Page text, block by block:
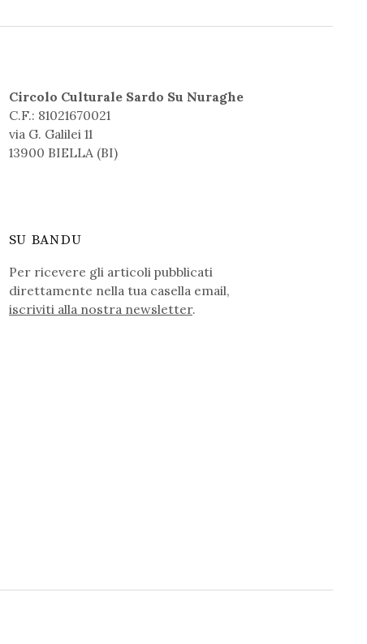
Circolo Culturale Sardo Su Nuraghe
C.F.: 81021670021
via G. Galilei 11
13900 BIELLA (BI)
SU BANDU
Per ricevere gli articoli pubblicati
direttamente nella tua casella email,
iscriviti alla nostra newsletter.